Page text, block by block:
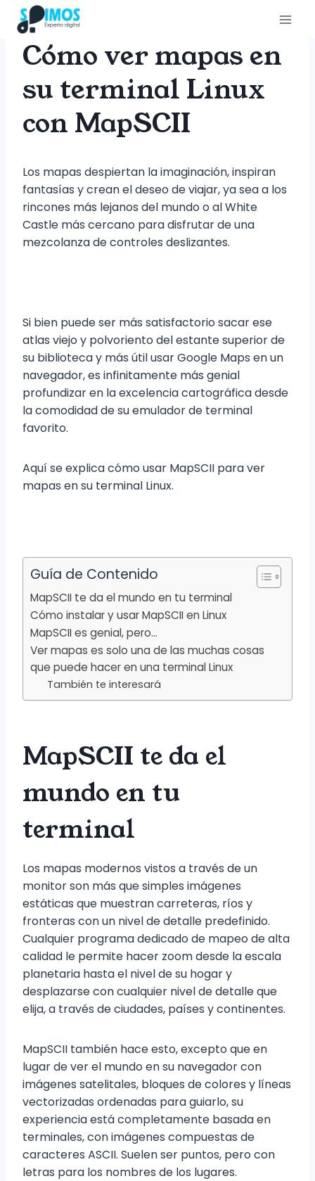
Saltar
contenido
Cómo ver mapas en
su terminal Linux
con MapSCII
Los mapas despiertan la imaginación, inspiran
fantasías y crean el deseo de viajar, ya sea a los
rincones más lejanos del mundo o al White
Castle más cercano para disfrutar de una
mezcolanza de controles deslizantes.
Si bien puede ser más satisfactorio sacar ese
atlas viejo y polvoriento del estante superior de
su biblioteca y más útil usar Google Maps en un
navegador, es infinitamente más genial
profundizar en la excelencia cartográfica desde
la comodidad de su emulador de terminal
favorito.
Aquí se explica cómo usar MapSCII para ver
mapas en su terminal Linux.
Guía de Contenido
MapSCII te da el mundo en tu terminal
Cómo instalar y usar MapSCII en Linux
MapSCII es genial, pero…
Ver mapas es solo una de las muchas cosas
que puede hacer en una terminal Linux
También te interesará
MapSCII te da el
mundo en tu
terminal
Los mapas modernos vistos a través de un
monitor son más que simples imágenes
estáticas que muestran carreteras, ríos y
fronteras con un nivel de detalle predefinido.
Cualquier programa dedicado de mapeo de alta
calidad le permite hacer zoom desde la escala
planetaria hasta el nivel de su hogar y
desplazarse con cualquier nivel de detalle que
elija, a través de ciudades, países y continentes.
MapSCII también hace esto, excepto que en
lugar de ver el mundo en su navegador con
imágenes satelitales, bloques de colores y líneas
vectorizadas ordenadas para guiarlo, su
experiencia está completamente basada en
terminales, con imágenes compuestas de
caracteres ASCII. Suelen ser puntos, pero con
letras para los nombres de los lugares.